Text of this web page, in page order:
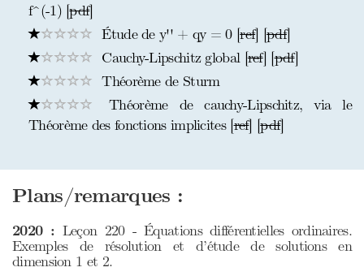
f^(-1) [pdf]
Étude de y'' + qy = 0 [ref] [pdf]
Cauchy-Lipschitz global [ref] [pdf]
Théorème de Sturm
Théorème de cauchy-Lipschitz, via le
Théorème des fonctions implicites [ref] [pdf]
Plans/remarques :
2020 : Leçon 220 - Équations différentielles ordinaires.
Exemples de résolution et d’étude de solutions en
dimension 1 et 2.